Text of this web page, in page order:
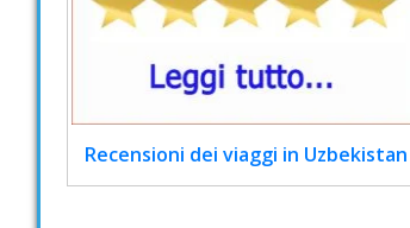
Recensioni dei viaggi in Uzbekistan